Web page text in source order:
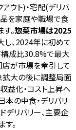
ウト)・宅配(デリバ
を家庭や職場で食
。惣菜市場は2025
、2024年に初めて
構成比30.8%で最大
が市場を牽引して
拡大の後に調整局面
益化・コスト上昇へ
本の中食・デリバリ
デリバリー、主要企
。